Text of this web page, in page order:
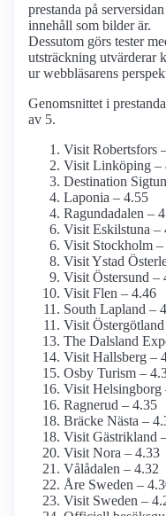
prestanda på
innehåll som bilder är.
Dessutom görs tester
utsträckning utvärderar
ur webbläsarens
Genomsnittet i
av 5.
Visit Robertsfors
Visit Linköping –
Destination
Laponia – 4.55
Ragundadalen –
Visit Eskilstuna –
Visit Stockholm –
Visit Ystad
Visit Östersund –
Visit Flen – 4.46
South Lapland –
Visit
The Dalsland
Visit Hallsberg –
Osby Turism –
Visit Helsingborg
Ragnerud – 4.35
Bräcke Nästa –
Visit Gästrikland
Visit Nora – 4.33
Vålådalen – 4.32
Åre Sweden –
Visit Sweden –